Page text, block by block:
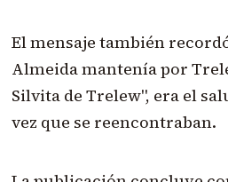
El mensaje también
Almeida mantenía por
Silvita de Trelew", era el
vez que se reencontraban.